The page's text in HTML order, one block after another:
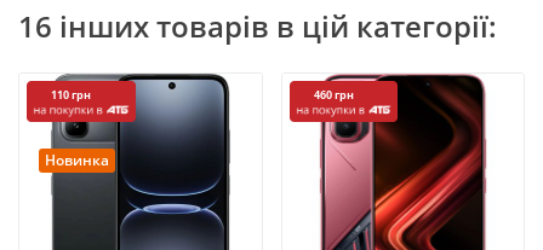
16 інших товарів в цій категорії:
110 грн
Новинка
460 грн